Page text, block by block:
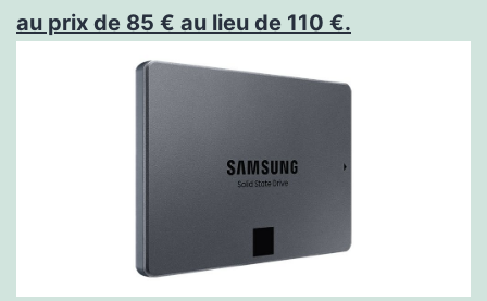
au prix de 85 € au lieu de 110 €.